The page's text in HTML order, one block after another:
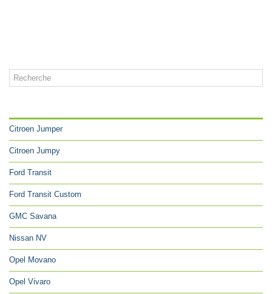
Citroen Jumper
Citroen Jumpy
Ford Transit
Ford Transit Custom
GMC Savana
Nissan NV
Opel Movano
Opel Vivaro